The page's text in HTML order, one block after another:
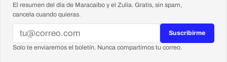
El resumen del día de Maracaibo y el Zulia. Gratis, sin spam,
cancela cuando quieras.
Suscribirme
Solo te enviaremos el boletín. Nunca compartimos tu correo.